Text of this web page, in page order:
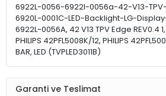
6922L-0056-6922l-0056a-42-V13-
6920L-0001C-LED-Backlight-LG-Display-
6922L-0056A, 42 V13 TPV Edge REV0.4
PHILIPS 42PFL5008K/12, PHILIPS
BAR, LED (TVPLED3011B)
Garanti ve Teslimat